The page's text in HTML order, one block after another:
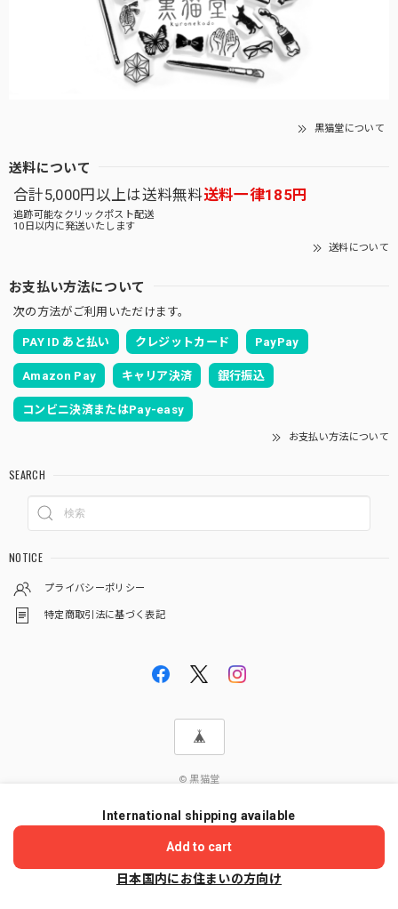
黒猫堂について
送料について
合計5,000円以上は送料無料送料一律185円
追跡可能なクリックポスト配送
10日以内に発送いたします
送料について
お支払い方法について
次の方法がご利用いただけます。
PAY ID あと払い クレジットカード PayPay
Amazon Pay キャリア決済 銀行振込
コンビニ決済またはPay-easy
お支払い方法について
SEARCH
NOTICE
プライバシーポリシー
特定商取引法に基づく表記
© 黒猫堂
International shipping available
Add to cart
日本国内にお住まいの方向け
ショップに質問する